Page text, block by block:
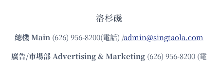
洛杉磯
總機Main (626) 956-8200(電話) /admin@singtaola.com
廣告/市場部Advertising & Marketing (626) 956-8200 (電